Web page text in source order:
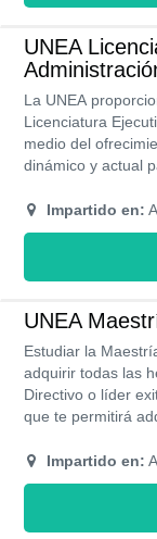
UNEA
La UNEA
Licenciatura
medio del
dinámico y actual
en la SEP y por
para adaptarse a
cumplimiento de
conocimientos de
Impartido en:
UNEA
Estudiar la
adquirir todas las
Directivo o líder
que te permitirá
duración de un
presencial.
como los son las
Impartido en: